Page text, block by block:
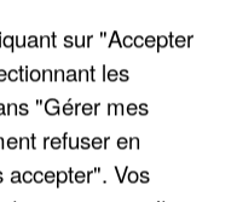
sur "Accepter
les
"Gérer mes
refuser en
accepter". Vos